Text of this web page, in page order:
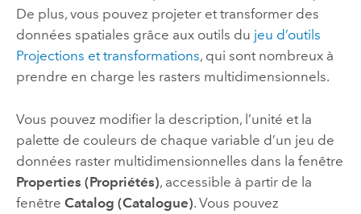
De plus, vous pouvez projeter et transformer des
données spatiales grâce aux outils du jeu d’outils
Projections et transformations, qui sont nombreux à
prendre en charge les rasters multidimensionnels.
Vous pouvez modifier la description, l’unité et la
palette de couleurs de chaque variable d’un jeu de
données raster multidimensionnelles dans la fenêtre
Properties (Propriétés), accessible à partir de la
fenêtre Catalog (Catalogue). Vous pouvez